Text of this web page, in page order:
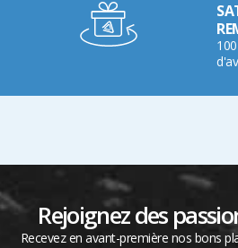
Rejoignez des
Recevez en avant-première nos bons